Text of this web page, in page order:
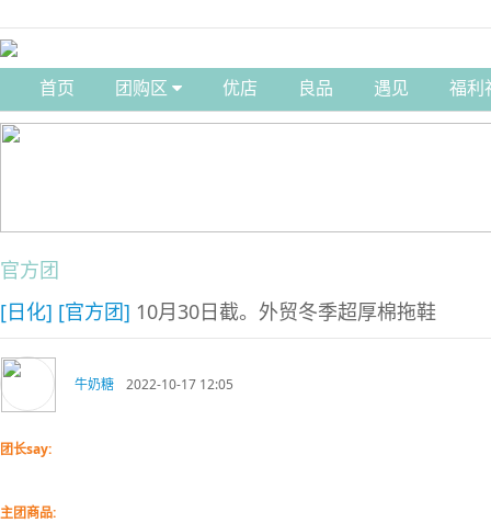
首页 团购区 优店 良品 遇见 福利
官方团
[日化] [官方团] 10月30日截。外贸冬季超厚棉拖鞋
牛奶糖 2022-10-17 12:05
团长say:
主团商品: